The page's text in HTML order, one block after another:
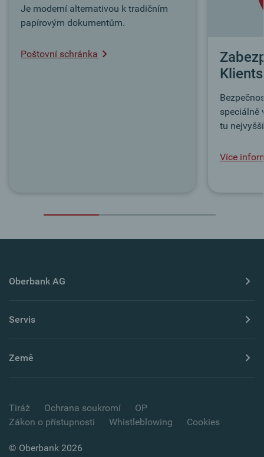
Je moderní alternativou k tradičním
papírovým dokumentům.
Poštovní schránka
speciálně
tu
Více
Oberbank AG
Servis
Země
Tiráž Ochrana soukromí
OP
Zákon o přístupnosti
Whistleblowing Cookies
© Oberbank 2026